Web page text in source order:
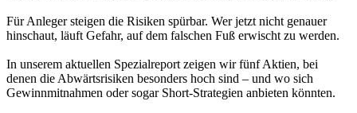
Für Anleger steigen die Risiken spürbar. Wer jetzt nicht genauer
hinschaut, läuft Gefahr, auf dem falschen Fuß erwischt zu werden.
In unserem aktuellen Spezialreport zeigen wir fünf Aktien, bei
denen die Abwärtsrisiken besonders hoch sind – und wo sich
Gewinnmitnahmen oder sogar Short-Strategien anbieten könnten.